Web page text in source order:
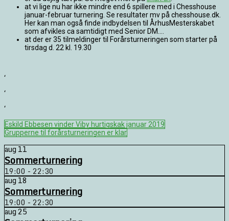
at vi lige nu har ikke mindre end 6 spillere med i Chesshouse
januar-februar turnering. Se resultater mv på chesshouse.dk.
Her kan man også finde indbydelsen til ÅrhusMesterskabet
som afvikles ca samtidigt med Senior DM….
at der er 35 tilmeldinger til Forårsturneringen som starter på
tirsdag d. 22 kl. 19.30
‘
‘
‘
Indlægsnavigation
Eskild Ebbesen vinder Viby hurtigskak januar 2019
Grupperne til forårsturneringen er klar
aug11
Sommerturnering
19:00 - 22:30
aug18
Sommerturnering
19:00 - 22:30
aug25